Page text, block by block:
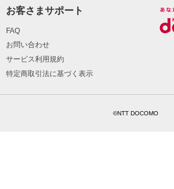
お客さまサポート
FAQ
お問い合わせ
サービス利用規約
特定商取引法に基づく表示
©NTT DOCOMO